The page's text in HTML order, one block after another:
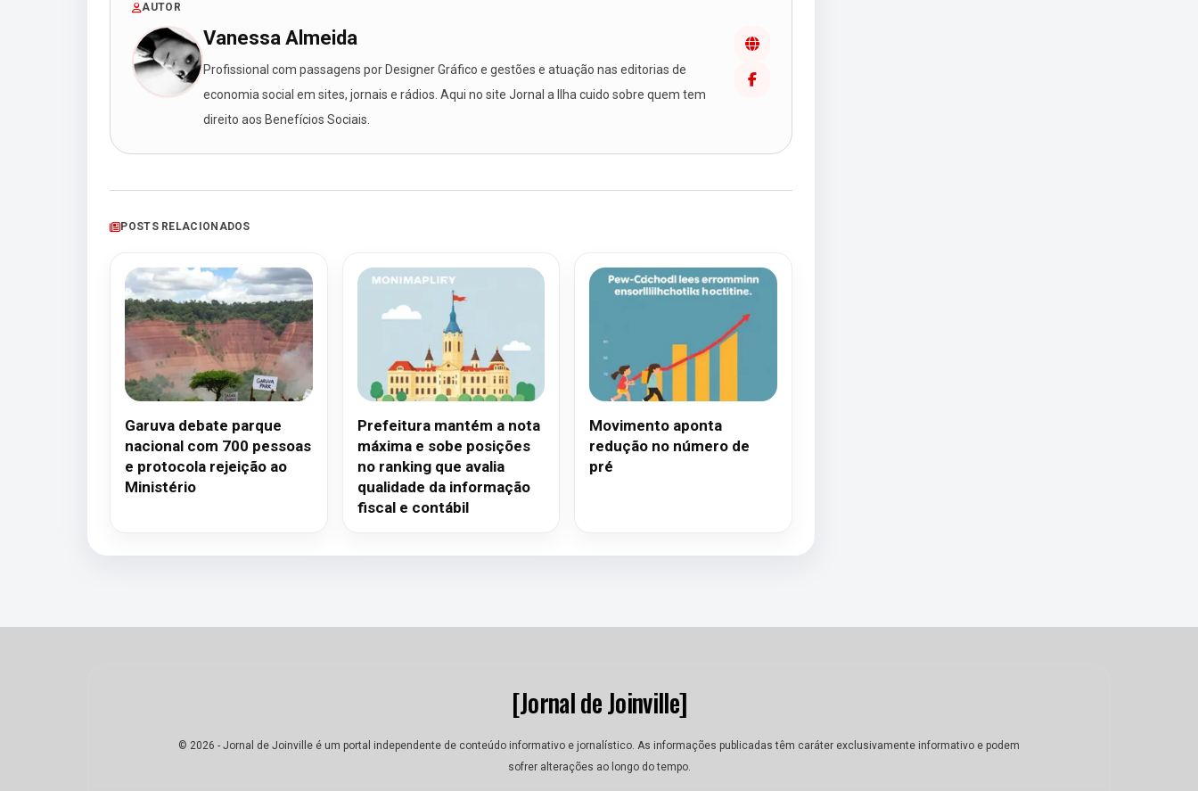
AUTOR
Vanessa Almeida
Profissional com passagens por Designer Gráfico e gestões e atuação nas editorias de
economia social em sites, jornais e rádios. Aqui no site Jornal a Ilha cuido sobre quem tem
direito aos Benefícios Sociais.
POSTS RELACIONADOS
Garuva debate parque
nacional com 700 pessoas
e protocola rejeição ao
Ministério
Prefeitura mantém a nota
máxima e sobe posições
no ranking que avalia
qualidade da informação
fiscal e contábil
Movimento aponta
redução no número de
pré
[Jornal de Joinville]
© 2026 - Jornal de Joinville é um portal independente de conteúdo informativo e jornalístico. As informações publicadas têm caráter exclusivamente informativo e podem
sofrer alterações ao longo do tempo.